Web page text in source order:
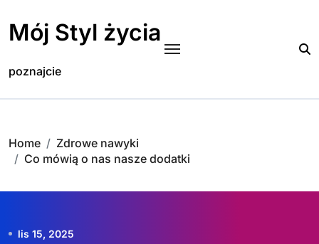
content
Mój Styl życia
poznajcie
Home
Zdrowe nawyki
Co mówią o nas nasze dodatki
lis 15, 2025